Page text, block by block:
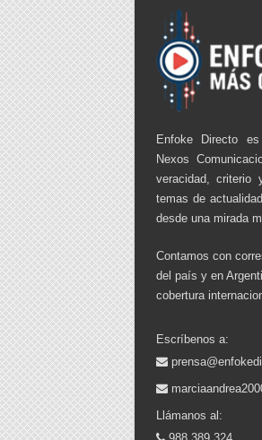
Enfoke Directo
Nexos
veracidad, criterio
temas de
desde una mirada
Contamos con
del país y en
cobertura
Escríbenos a:
Llámanos al: